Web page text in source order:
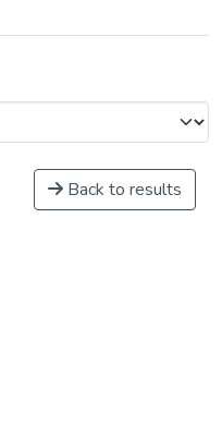
Back to results